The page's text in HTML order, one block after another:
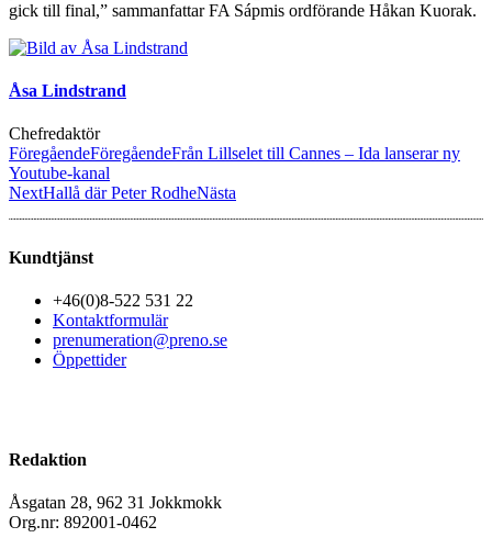
gick till final,” sammanfattar FA Sápmis ordförande Håkan Kuorak.
Åsa Lindstrand
Chefredaktör
FöregåendeFöregåendeFrån Lillselet till Cannes – Ida lanserar ny
Youtube-kanal
NextHallå där Peter RodheNästa
Kundtjänst
+46(0)8-522 531 22
Kontaktformulär
prenumeration@preno.se
Öppettider
Redaktion
Åsgatan 28, 962 31 Jokkmokk
Org.nr: 892001-0462